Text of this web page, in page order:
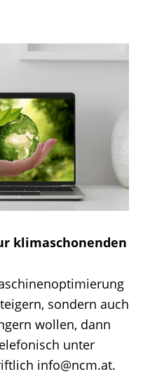
klimaschonenden
sondern auch
wollen, dann
unter
info@ncm.at.